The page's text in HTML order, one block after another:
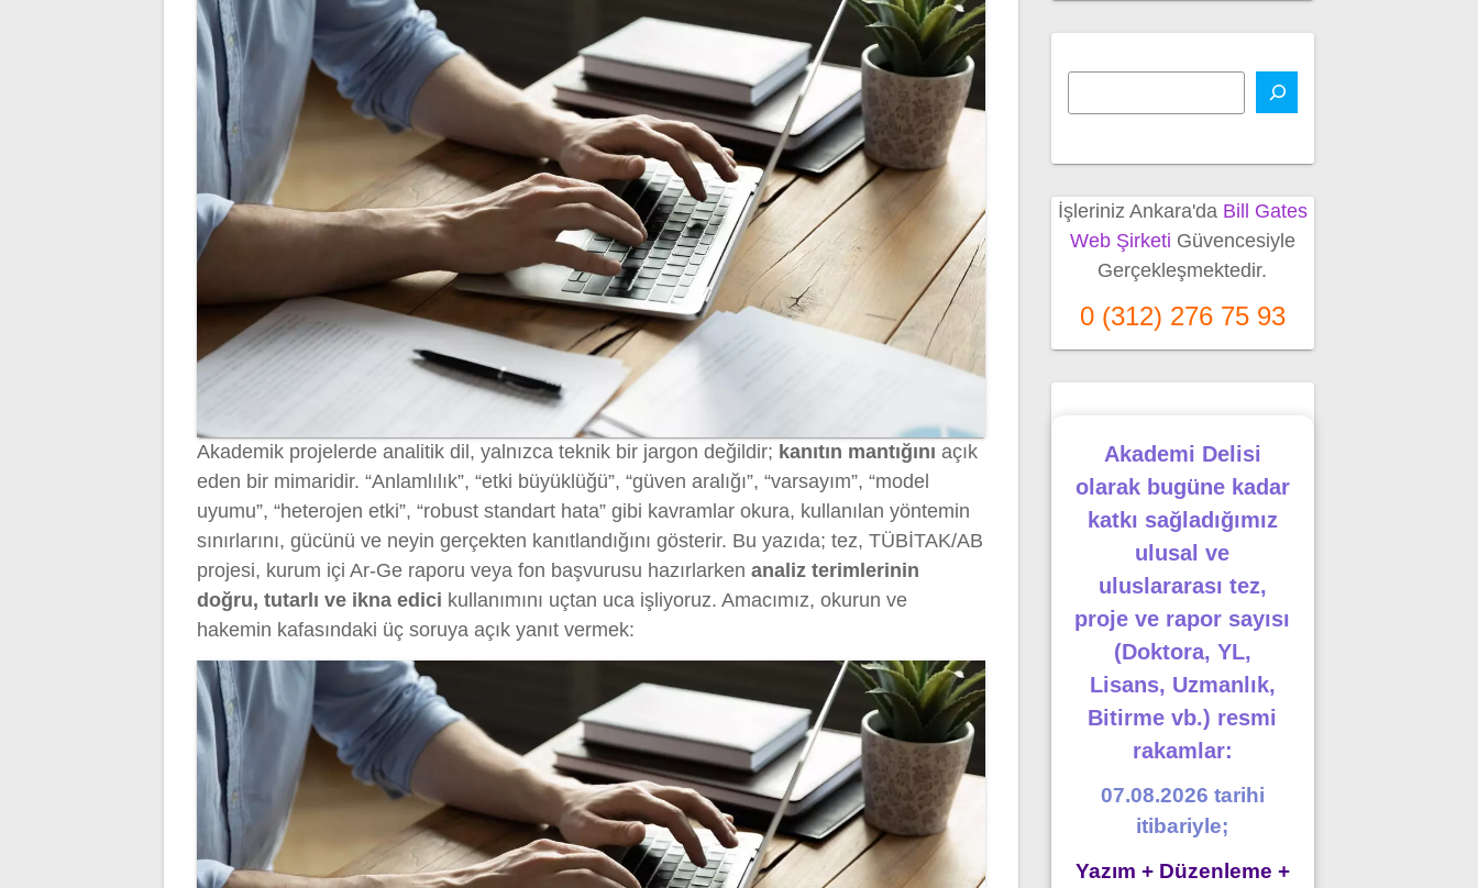
Akademik projelerde analitik dil, yalnızca teknik bir jargon değildir; kanıtın mantığını açık
eden bir mimaridir. “Anlamlılık”, “etki büyüklüğü”, “güven aralığı”, “varsayım”, “model
uyumu”, “heterojen etki”, “robust standart hata” gibi kavramlar okura, kullanılan yöntemin
sınırlarını, gücünü ve neyin gerçekten kanıtlandığını gösterir. Bu yazıda; tez, TÜBİTAK/AB
projesi, kurum içi Ar-Ge raporu veya fon başvurusu hazırlarkenanaliz terimlerinin
doğru, tutarlı ve ikna edici kullanımını uçtan uca işliyoruz. Amacımız, okurun ve
hakemin kafasındaki üç soruya açık yanıt vermek:
İşleriniz Ankara'da Bill Gates
Web Şirketi Güvencesiyle
Gerçekleşmektedir.
0 (312) 276 75 93
Akademi Delisi
olarak bugüne kadar
katkı sağladığımız
ulusal ve
uluslararası tez,
proje ve rapor sayısı
(Doktora, YL,
Lisans, Uzmanlık,
Bitirme vb.) resmi
rakamlar:
07.08.2026 tarihi
itibariyle;
Yazım + Düzenleme +